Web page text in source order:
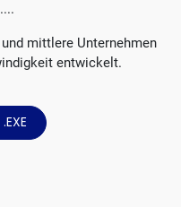
mittlere Unternehmen
entwickelt.
.EXE